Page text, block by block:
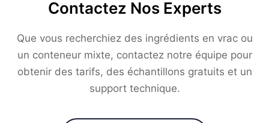
Contactez Nos Experts
Que vous recherchiez des ingrédients en vrac ou
un conteneur mixte, contactez notre équipe pour
obtenir des tarifs, des échantillons gratuits et un
support technique.